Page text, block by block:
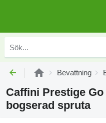
Bevattning
Caffini Prestige Go
bogserad spruta